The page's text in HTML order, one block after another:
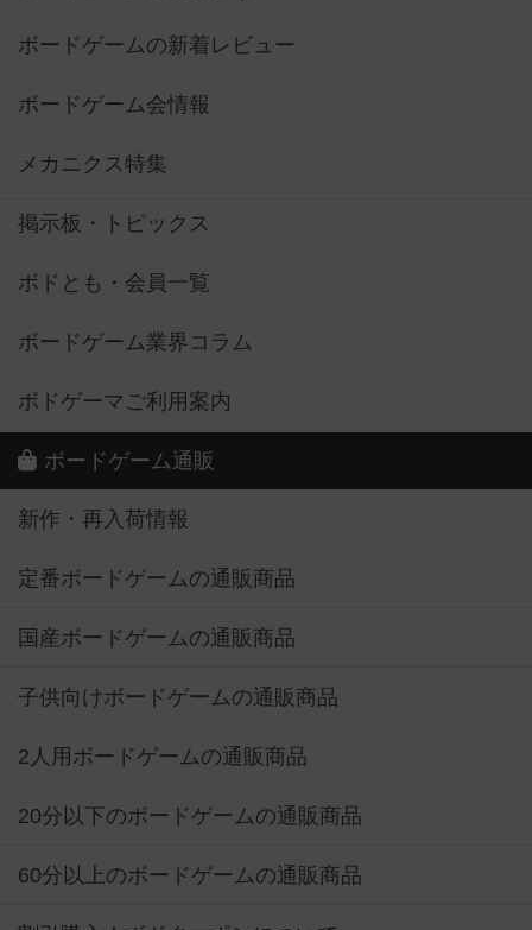
ボードゲームの新着レビュー
ボードゲーム会情報
メカニクス特集
掲示板・トピックス
ボドとも・会員一覧
ボードゲーム業界コラム
ボドゲーマご利用案内
ボードゲーム通販
新作・再入荷情報
定番ボードゲームの通販商品
国産ボードゲームの通販商品
子供向けボードゲームの通販商品
2人用ボードゲームの通販商品
20分以下のボードゲームの通販商品
60分以上のボードゲームの通販商品